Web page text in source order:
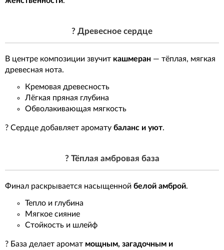
? Древесное сердце
В центре композиции звучит кашмеран — тёплая, мягкая
древесная нота.
Кремовая древесность
Лёгкая пряная глубина
Обволакивающая мягкость
? Сердце добавляет аромату баланс и уют.
? Тёплая амбровая база
Финал раскрывается насыщенной белой амброй.
Тепло и глубина
Мягкое сияние
Стойкость и шлейф
? База делает аромат мощным, загадочным и